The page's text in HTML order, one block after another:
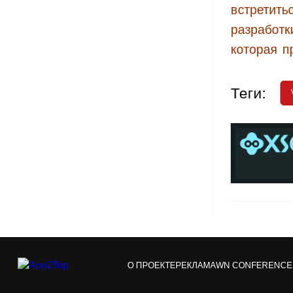
которая
Теги:
О ПРОЕКТЕРЕКЛАМАWN CONFERENCE